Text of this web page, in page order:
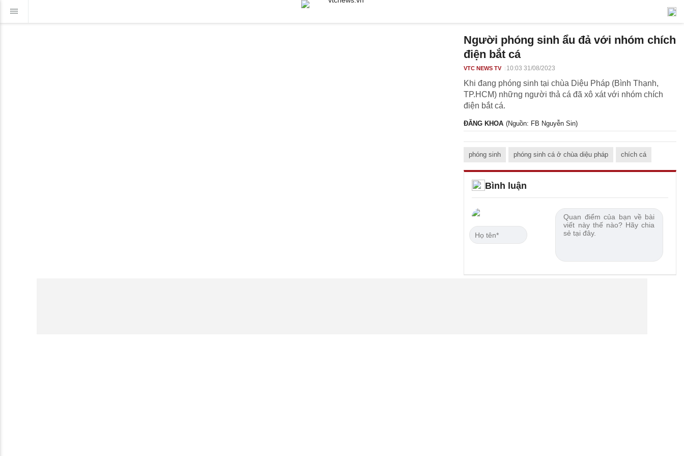
Người phóng sinh ẩu đả với nhóm chích
điện bắt cá
VTC NEWS TV 10:03 31/08/2023
Khi đang phóng sinh tại chùa Diệu Pháp (Bình Thạnh,
TP.HCM) những người thả cá đã xô xát với nhóm chích
điện bắt cá.
ĐĂNG KHOA (Nguồn: FB Nguyễn Sin)
phóng sinh phóng sinh cá ở chùa diệu pháp chích cá
Bình luận